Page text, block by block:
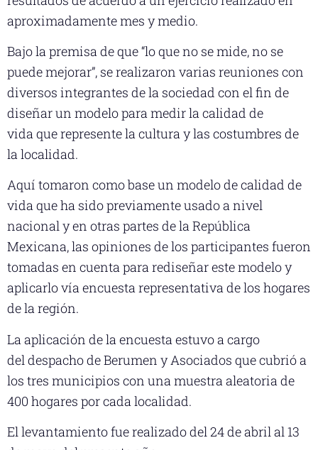
aproximadamente mes y medio.
Bajo la premisa de que “lo que no se mide, no se
puede mejorar”, se realizaron varias reuniones con
diversos integrantes de la sociedad con el fin de
diseñar un modelo para medir la calidad de
vida que represente la cultura y las costumbres de
la localidad.
Aquí tomaron como base un modelo de calidad de
vida que ha sido previamente usado a nivel
nacional y en otras partes de la República
Mexicana, las opiniones de los participantes fueron
tomadas en cuenta para rediseñar este modelo y
aplicarlo vía encuesta representativa de los hogares
de la región.
La aplicación de la encuesta estuvo a cargo
del despacho de Berumen y Asociados que cubrió a
los tres municipios con una muestra aleatoria de
400 hogares por cada localidad.
El levantamiento fue realizado del 24 de abril al 13